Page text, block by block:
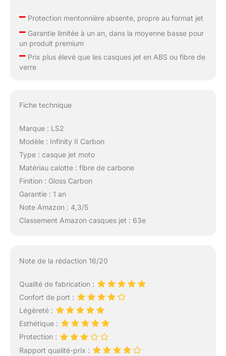
–Protection mentonnière absente, propre au format jet
–Garantie limitée à un an, dans la moyenne basse pour
un produit premium
–Prix plus élevé que les casques jet en ABS ou fibre de
verre
Fiche technique
Marque : LS2
Modèle : Infinity II Carbon
Type : casque jet moto
Matériau calotte : fibre de carbone
Finition : Gloss Carbon
Garantie : 1 an
Note Amazon : 4,3/5
Classement Amazon casques jet : 63e
Note de la rédaction 16/20
Qualité de fabrication :
Confort de port :
Légèreté :
Esthétique :
Protection :
Rapport qualité-prix :